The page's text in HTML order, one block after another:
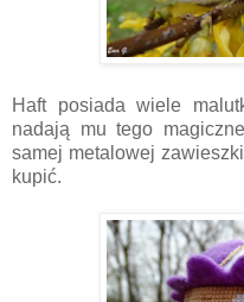
Haft posiada wiele
nadają mu tego
samej metalowej
kupić.